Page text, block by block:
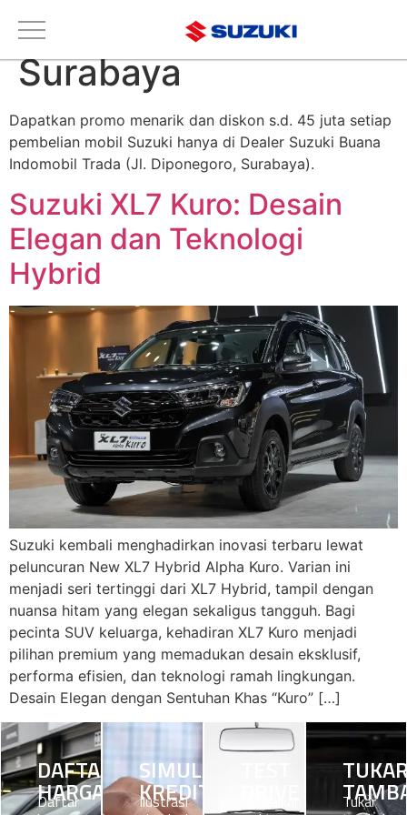
Tag:
XL7 Kuro
Surabaya
Dapatkan promo menarik dan diskon s.d. 45 juta setiap
pembelian mobil Suzuki hanya di Dealer Suzuki Buana
Indomobil Trada (Jl. Diponegoro, Surabaya).
Suzuki XL7 Kuro: Desain
Elegan dan Teknologi
Hybrid
Suzuki kembali menghadirkan inovasi terbaru lewat
peluncuran New XL7 Hybrid Alpha Kuro. Varian ini
menjadi seri tertinggi dari XL7 Hybrid, tampil dengan
nuansa hitam yang elegan sekaligus tangguh. Bagi
pecinta SUV keluarga, kehadiran XL7 Kuro menjadi
pilihan premium yang memadukan desain eksklusif,
performa efisien, dan teknologi ramah lingkungan.
Desain Elegan dengan Sentuhan Khas “Kuro” […]
DAFTAR
HARGA
Daftar
SIMULASI
KREDIT
Ilustrasi Tukar